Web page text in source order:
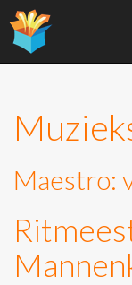
content
Maestro: